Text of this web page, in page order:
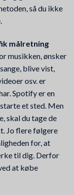
så du ikke
målretning
musikken, ønsker
blive vist,
osv. er
Spotify er en
et sted. Men
skal du tage de
Jo flere følgere
for, at
til dig. Derfor
at købe